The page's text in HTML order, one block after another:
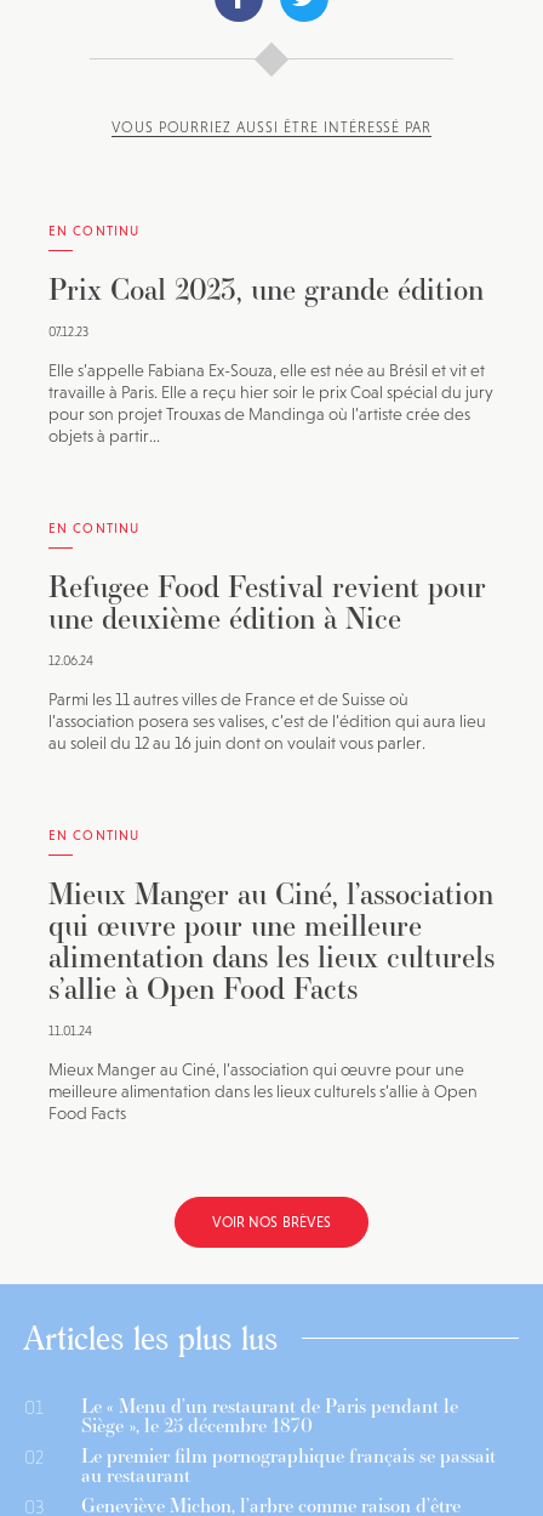
VOUS POURRIEZ AUSSI ÊTRE INTÉRESSÉ PAR
EN CONTINU
Prix Coal 2023, une grande édition
07.12.23
Elle s’appelle Fabiana Ex-Souza, elle est née au Brésil et vit et
travaille à Paris. Elle a reçu hier soir le prix Coal spécial du jury
pour son projet Trouxas de Mandinga où l’artiste crée des
objets à partir...
EN CONTINU
Refugee Food Festival revient pour
une deuxième édition à Nice
12.06.24
Parmi les 11 autres villes de France et de Suisse où
l’association posera ses valises, c’est de l’édition qui aura lieu
au soleil du 12 au 16 juin dont on voulait vous parler.
EN CONTINU
Mieux Manger au Ciné, l’association
qui œuvre pour une meilleure
alimentation dans les lieux culturels
s’allie à Open Food Facts
11.01.24
Mieux Manger au Ciné, l’association qui œuvre pour une
meilleure alimentation dans les lieux culturels s’allie à Open
Food Facts
VOIR NOS BRÈVES
Articles les plus lus
01 Le « Menu d’un restaurant de Paris pendant le
Siège », le 25 décembre 1870
02 Le premier film pornographique français se passait
au restaurant
03 Geneviève Michon, l’arbre comme raison d’être